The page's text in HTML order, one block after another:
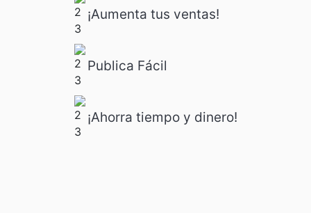
¡Aumenta tus ventas!
Publica Fácil
¡Ahorra tiempo y dinero!